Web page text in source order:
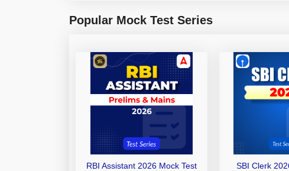
Popular Mock Test Series
RBI Assistant 2026 Mock Test
SBI Clerk